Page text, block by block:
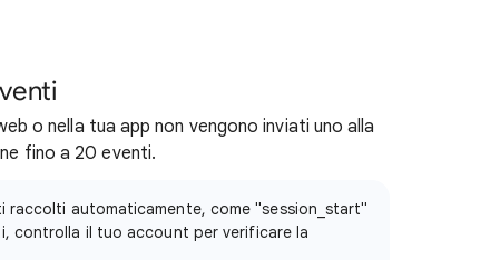
o nella tua app non vengono inviati uno alla
fino a 20 eventi.
automaticamente, come "session_start"
controlla il tuo account per verificare la